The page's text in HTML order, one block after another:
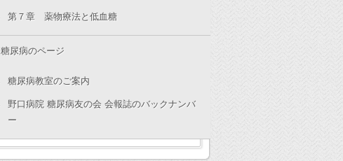
第７章 薬物療法と低血糖
糖尿病のページ
糖尿病教室のご案内
野口病院 糖尿病友の会 会報誌のバックナンバ
ー